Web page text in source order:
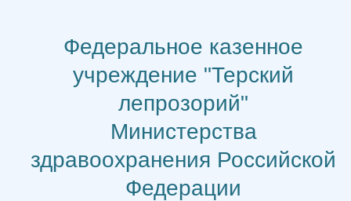
содержимомуФедеральное казенное
учреждение "Терский
лепрозорий"
Министерства
здравоохранения Российской
Федерации